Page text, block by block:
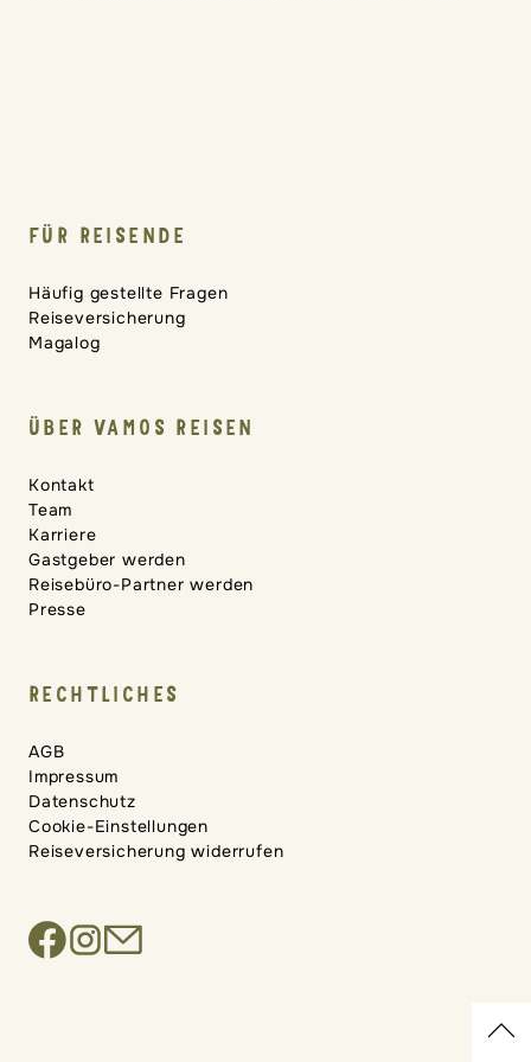
FÜR REISENDE
Häufig gestellte Fragen
Reiseversicherung
Magalog
ÜBER VAMOS REISEN
Kontakt
Team
Karriere
Gastgeber werden
Reisebüro-Partner werden
Presse
RECHTLICHES
AGB
Impressum
Datenschutz
Cookie-Einstellungen
Reiseversicherung widerrufen